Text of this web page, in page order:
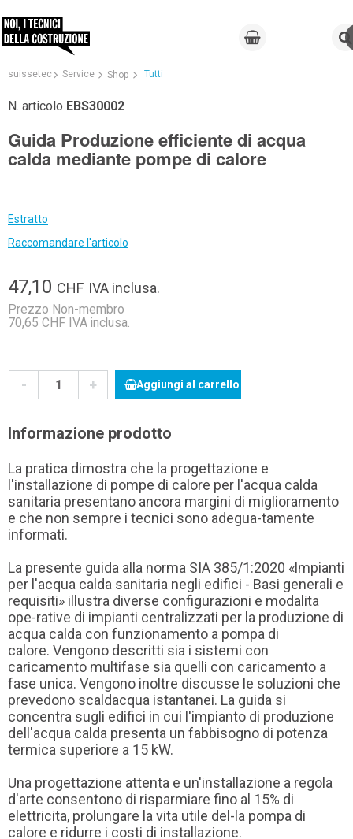
suissetec Service Shop Tutti
N. articolo EBS30002
Guida Produzione efficiente di acqua
calda mediante pompe di calore
Estratto
Raccomandare l'articolo
47,10 CHF IVA inclusa.
Prezzo Non-membro
70,65 CHF IVA inclusa.
- + Aggiungi al carrello
Informazione prodotto
La pratica dimostra che la progettazione e
l'installazione di pompe di calore per l'acqua calda
sanitaria presentano ancora margini di miglioramento
e che non sempre i tecnici sono adegua-tamente
informati.
La presente guida alla norma SIA 385/1:2020 «lmpianti
per l'acqua calda sanitaria negli edifici - Basi generali e
requisiti» illustra diverse configurazioni e modalita
ope-rative di impianti centralizzati per la produzione di
acqua calda con funzionamento a pompa di
calore. Vengono descritti sia i sistemi con
caricamento multifase sia quelli con caricamento a
fase unica. Vengono inoltre discusse le soluzioni che
prevedono scaldacqua istantanei. La guida si
concentra sugli edifici in cui l'impianto di produzione
dell'acqua calda presenta un fabbisogno di potenza
termica superiore a 15 kW.
Una progettazione attenta e un'installazione a regola
d'arte consentono di risparmiare fino al 15% di
elettricita, prolungare la vita utile del-la pompa di
calore e ridurre i costi di installazione.